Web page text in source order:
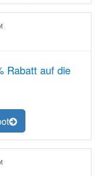
Rabatt auf die